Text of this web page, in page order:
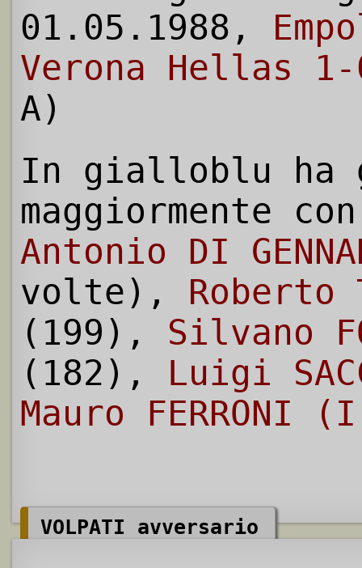
01.05.1988,
Verona Hellas 1-
A)
In gialloblu ha
maggiormente
Antonio DI
volte), Roberto
(199), Silvano
(182), Luigi
Mauro FERRONI
VOLPATI avversario